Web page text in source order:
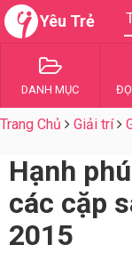
Yêu Trẻ
DANH MỤC
Trang Chủ Giải trí
Hạnh
các cặp
2015